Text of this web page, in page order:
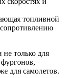
топливной
только для
для самолетов.